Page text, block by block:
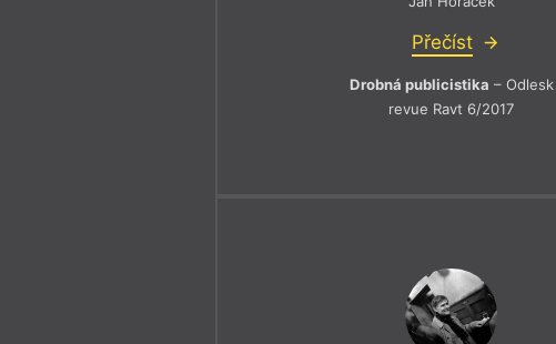
Přečíst
Drobná publicistika – Odlesk
revue Ravt 6/2017